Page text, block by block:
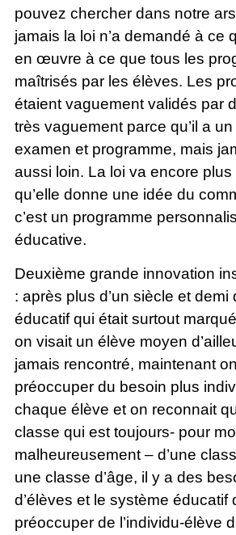
pouvez chercher dans notre
jamais la loi n’a demandé à ce
en œuvre à ce que tous les
maîtrisés par les élèves. Les
étaient vaguement validés par
très vaguement parce qu’il a
examen et programme, mais
aussi loin. La loi va encore plus
qu’elle donne une idée du
c’est un programme
éducative.
Deuxième grande innovation
: après plus d’un siècle et demi
éducatif qui était surtout
on visait un élève moyen
jamais rencontré, maintenant
préoccuper du besoin plus
chaque élève et on reconnait
classe qui est toujours- pour
malheureusement – d’une
une classe d’âge, il y a des
d’élèves et le système éducatif
préoccuper de l’individu-élève